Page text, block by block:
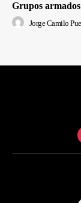
Grupos
Jorge Camilo